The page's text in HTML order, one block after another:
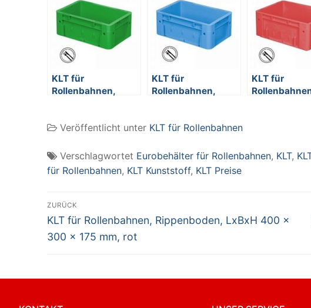
KLT für
Rollenbahnen,
120 mm, grün
KLT für
Rollenbahnen,
120 mm, blau
KLT für
Veröffentlicht unter KLT für Rollenbahnen
Verschlagwortet Eurobehälter für Rollenbahnen, KLT,
für Rollenbahnen, KLT Kunststoff, KLT Preise
Beitragsnavigation
ZURÜCK
Vorheriger
Beitrag:
KLT für Rollenbahnen, Rippenboden, LxBxH 400 x
300 x 175 mm, rot